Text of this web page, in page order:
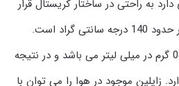
به راحتی در ساختار کریستال قرار
دارد. نقطه جوش هر ایزومر در حدود 140 درجه سانتی گراد است.
چگالی هر ایزومر در حدود 0.87 گرم در میلی لیتر می باشد و در نتیجه
زایلین موجود در هوا را می توان با